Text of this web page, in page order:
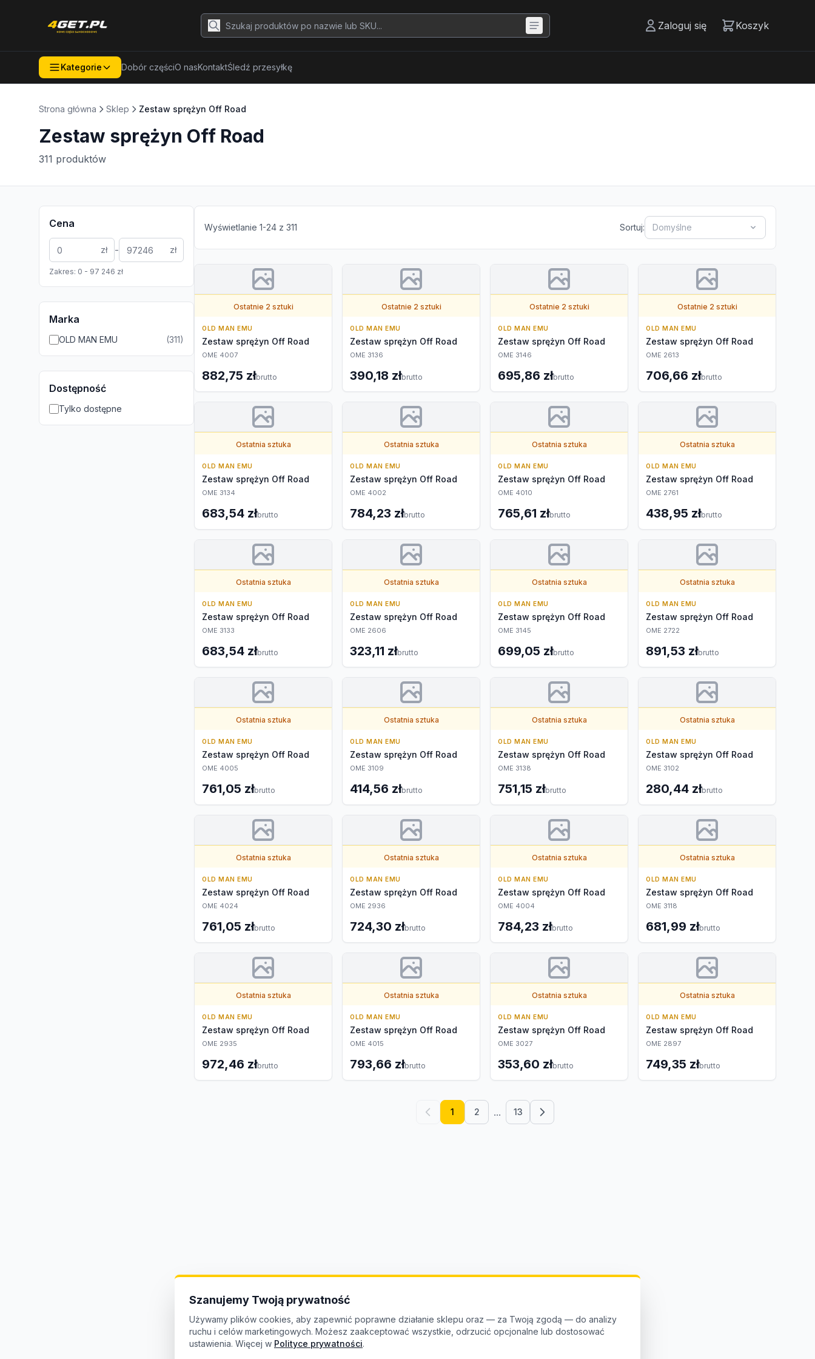
Zaloguj się Koszyk
Kategorie Dobór częściO nasKontaktŚledź przesyłkę
Strona główna Sklep Zestaw sprężyn Off Road
Zestaw sprężyn Off Road
311 produktów
Cena
zł - zł
Zakres: 0 - 97 246 zł
Marka
OLD MAN EMU (311)
Dostępność
Tylko dostępne
Wyświetlanie 1-24 z 311 Sortuj: Domyślne
Ostatnie 2 sztuki
OLD MAN EMU
Zestaw sprężyn Off Road
OME 4007
882,75 złbrutto
Ostatnie 2 sztuki
OLD MAN EMU
Zestaw sprężyn Off Road
OME 3136
390,18 złbrutto
Ostatnie 2 sztuki
OLD MAN EMU
Zestaw sprężyn Off Road
OME 3146
695,86 złbrutto
Ostatnie 2 sztuki
OLD MAN EMU
Zestaw sprężyn Off Road
OME 2613
706,66 złbrutto
Ostatnia sztuka
OLD MAN EMU
Zestaw sprężyn Off Road
OME 3134
683,54 złbrutto
Ostatnia sztuka
OLD MAN EMU
Zestaw sprężyn Off Road
OME 4002
784,23 złbrutto
Ostatnia sztuka
OLD MAN EMU
Zestaw sprężyn Off Road
OME 4010
765,61 złbrutto
Ostatnia sztuka
OLD MAN EMU
Zestaw sprężyn Off Road
OME 2761
438,95 złbrutto
Ostatnia sztuka
OLD MAN EMU
Zestaw sprężyn Off Road
OME 3133
683,54 złbrutto
Ostatnia sztuka
OLD MAN EMU
Zestaw sprężyn Off Road
OME 2606
323,11 złbrutto
Ostatnia sztuka
OLD MAN EMU
Zestaw sprężyn Off Road
OME 3145
699,05 złbrutto
Ostatnia sztuka
OLD MAN EMU
Zestaw sprężyn Off Road
OME 2722
891,53 złbrutto
Ostatnia sztuka
OLD MAN EMU
Zestaw sprężyn Off Road
OME 4005
761,05 złbrutto
Ostatnia sztuka
OLD MAN EMU
Zestaw sprężyn Off Road
OME 3109
414,56 złbrutto
Ostatnia sztuka
OLD MAN EMU
Zestaw sprężyn Off Road
OME 3138
751,15 złbrutto
Ostatnia sztuka
OLD MAN EMU
Zestaw sprężyn Off Road
OME 3102
280,44 złbrutto
Ostatnia sztuka
OLD MAN EMU
Zestaw sprężyn Off Road
OME 4024
761,05 złbrutto
Ostatnia sztuka
OLD MAN EMU
Zestaw sprężyn Off Road
OME 2936
724,30 złbrutto
Ostatnia sztuka
OLD MAN EMU
Zestaw sprężyn Off Road
OME 4004
784,23 złbrutto
Ostatnia sztuka
OLD MAN EMU
Zestaw sprężyn Off Road
OME 3118
681,99 złbrutto
Ostatnia sztuka
OLD MAN EMU
Zestaw sprężyn Off Road
OME 2935
972,46 złbrutto
Ostatnia sztuka
OLD MAN EMU
Zestaw sprężyn Off Road
OME 4015
793,66 złbrutto
Ostatnia sztuka
OLD MAN EMU
Zestaw sprężyn Off Road
OME 3027
353,60 złbrutto
Ostatnia sztuka
OLD MAN EMU
Zestaw sprężyn Off Road
OME 2897
749,35 złbrutto
1 2 ... 13
Szanujemy Twoją prywatność
Używamy plików cookies, aby zapewnić poprawne działanie sklepu oraz — za Twoją zgodą — do analizy
ruchu i celów marketingowych. Możesz zaakceptować wszystkie, odrzucić opcjonalne lub dostosować
ustawienia. Więcej w Polityce prywatności.